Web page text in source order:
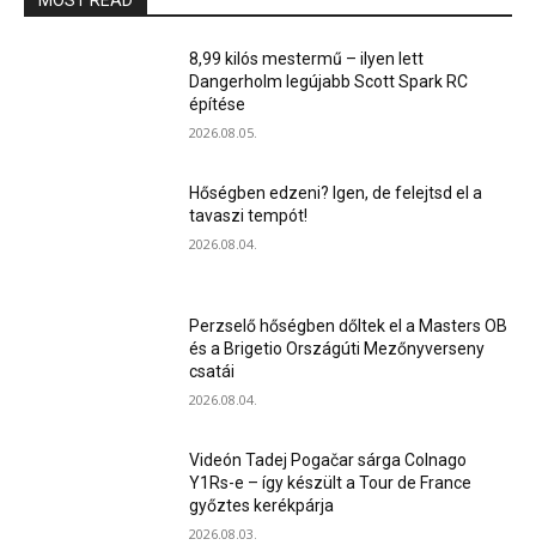
8,99 kilós mestermű – ilyen lett
Dangerholm legújabb Scott Spark RC
építése
2026.08.05.
Hőségben edzeni? Igen, de felejtsd el a
tavaszi tempót!
2026.08.04.
Perzselő hőségben dőltek el a Masters OB
és a Brigetio Országúti Mezőnyverseny
csatái
2026.08.04.
Videón Tadej Pogačar sárga Colnago
Y1Rs-e – így készült a Tour de France
győztes kerékpárja
2026.08.03.